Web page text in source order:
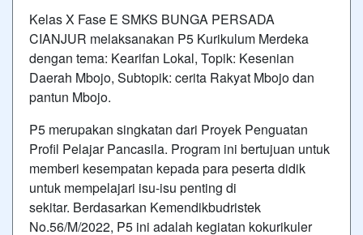
Kelas X Fase E SMKS BUNGA PERSADA
CIANJUR melaksanakan P5 Kurikulum Merdeka
dengan tema: Kearifan Lokal, Topik: Kesenian
Daerah Mbojo, Subtopik: cerita Rakyat Mbojo dan
pantun Mbojo.
P5 merupakan singkatan dari Proyek Penguatan
Profil Pelajar Pancasila. Program ini bertujuan untuk
memberi kesempatan kepada para peserta didik
untuk mempelajari isu-isu penting di
sekitar. Berdasarkan Kemendikbudristek
No.56/M/2022, P5 ini adalah kegiatan kokurikuler